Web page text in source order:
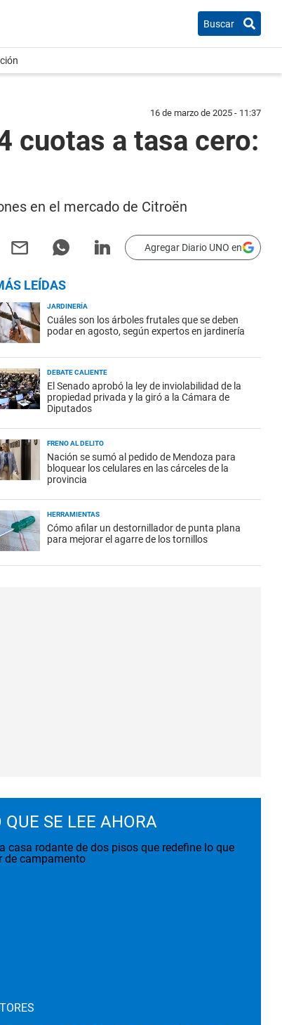
Buscar
16 de marzo de 2025 - 11:37
cuotas a tasa cero:
en el mercado de Citroën
Agregar Diario UNO en
LEÍDAS
JARDINERÍA
Cuáles son los árboles frutales que se deben
podar en agosto, según expertos en jardinería
DEBATE CALIENTE
El Senado aprobó la ley de inviolabilidad de la
propiedad privada y la giró a la Cámara de
Diputados
FRENO AL DELITO
Nación se sumó al pedido de Mendoza para
bloquear los celulares en las cárceles de la
provincia
HERRAMIENTAS
Cómo afilar un destornillador de punta plana
para mejorar el agarre de los tornillos
QUE SE LEE AHORA